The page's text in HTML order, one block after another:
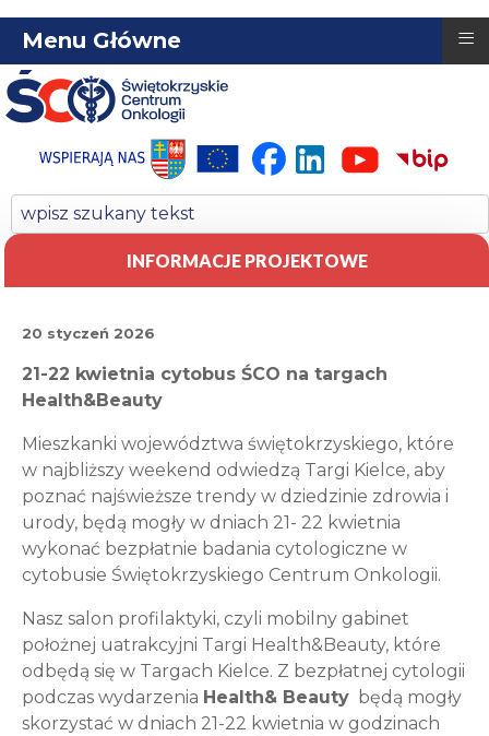
Menu Główne ≡
INFORMACJE PROJEKTOWE
20 styczeń 2026
21-22 kwietnia cytobus ŚCO na targach
Health&Beauty
Mieszkanki województwa świętokrzyskiego, które
w najbliższy weekend odwiedzą Targi Kielce, aby
poznać najświeższe trendy w dziedzinie zdrowia i
urody, będą mogły w dniach 21- 22 kwietnia
wykonać bezpłatnie badania cytologiczne w
cytobusie Świętokrzyskiego Centrum Onkologii.
Nasz salon profilaktyki, czyli mobilny gabinet
położnej uatrakcyjni Targi Health&Beauty, które
odbędą się w Targach Kielce. Z bezpłatnej cytologii
podczas wydarzenia Health& Beauty będą mogły
skorzystać w dniach 21-22 kwietnia w godzinach